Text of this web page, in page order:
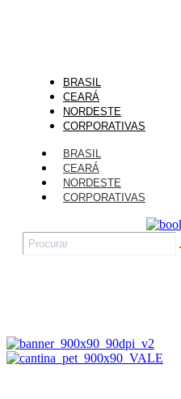
BRASIL
CEARÁ
NORDESTE
CORPORATIVAS
BRASIL
CEARÁ
NORDESTE
CORPORATIVAS